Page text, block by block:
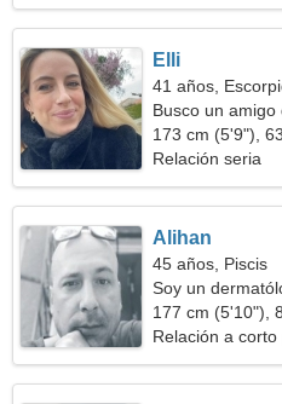
Elli
41 años,
Busco un
173 cm (5'9"),
Relación seria
Alihan
45 años, Piscis
Soy un
humilde
177 cm (5'10"),
Relación a corto